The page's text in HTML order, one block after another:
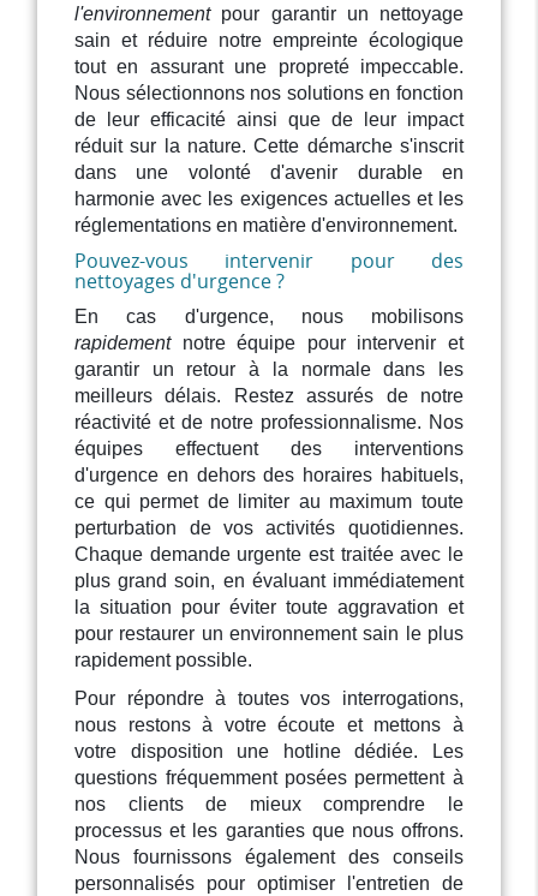
l'environnementpour garantir un nettoyage
sain et réduire notre empreinte écologique
tout en assurant une propreté impeccable.
Nous sélectionnons nos solutions en fonction
de leur efficacité ainsi que de leur impact
réduit sur la nature. Cette démarche s'inscrit
dans une volonté d'avenir durable en
harmonie avec les exigences actuelles et les
réglementations en matière d'environnement.
Pouvez-vous intervenir pour des
nettoyages d'urgence ?
En cas d'urgence, nous mobilisons
rapidementnotre équipe pour intervenir et
garantir un retour à la normale dans les
meilleurs délais. Restez assurés de notre
réactivité et de notre professionnalisme. Nos
équipes effectuent des interventions
d'urgence en dehors des horaires habituels,
ce qui permet de limiter au maximum toute
perturbation de vos activités quotidiennes.
Chaque demande urgente est traitée avec le
plus grand soin, en évaluant immédiatement
la situation pour éviter toute aggravation et
pour restaurer un environnement sain le plus
rapidement possible.
Pour répondre à toutes vos interrogations,
nous restons à votre écoute et mettons à
votre disposition une hotline dédiée. Les
questions fréquemment posées permettent à
nos clients de mieux comprendre le
processus et les garanties que nous offrons.
Nous fournissons également des conseils
personnalisés pour optimiser l'entretien de